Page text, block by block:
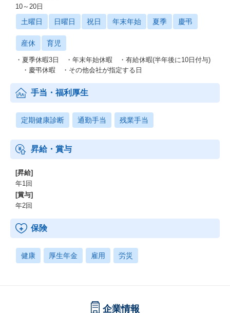
10～20日
土曜日 日曜日 祝日 年末年始 夏季 慶弔
産休 育児
・夏季休暇3日 ・年末年始休暇 ・有給休暇(半年後に10日付与)
・慶弔休暇 ・その他会社が指定する日
手当・福利厚生
定期健康診断 通勤手当 残業手当
昇給・賞与
[昇給]
年1回
[賞与]
年2回
保険
健康 厚生年金 雇用 労災
企業情報